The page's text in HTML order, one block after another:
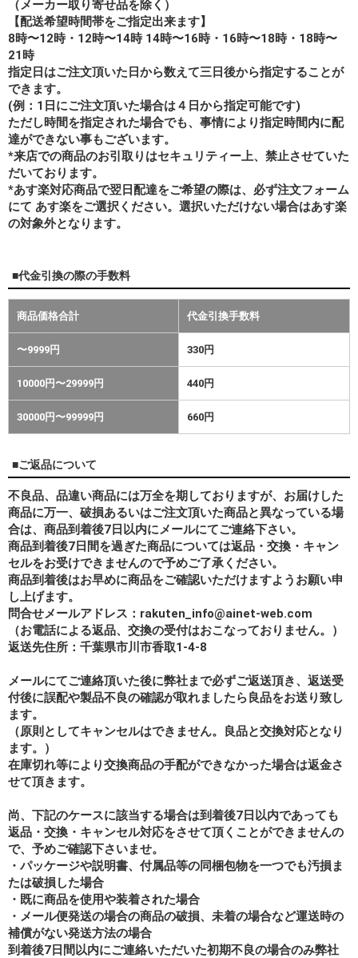
（メーカー取り寄せ品を除く）
【配送希望時間帯をご指定出来ます】
8時〜12時・12時〜14時 14時〜16時・16時〜18時・18時〜
21時
指定日はご注文頂いた日から数えて三日後から指定することが
できます。
(例：1日にご注文頂いた場合は４日から指定可能です)
ただし時間を指定された場合でも、事情により指定時間内に配
達ができない事もございます。
*来店での商品のお引取りはセキュリティー上、禁止させていた
だいております。
*あす楽対応商品で翌日配達をご希望の際は、必ず注文フォーム
にて あす楽をご選択ください。選択いただけない場合はあす楽
の対象外となります。
■代金引換の際の手数料
商品価格合計 代金引換手数料
〜9999円 330円
10000円〜29999円 440円
30000円〜99999円 660円
■ご返品について
不良品、品違い商品には万全を期しておりますが、お届けした
商品に万一、破損あるいはご注文頂いた商品と異なっている場
合は、商品到着後7日以内にメールにてご連絡下さい。
商品到着後7日間を過ぎた商品については返品・交換・キャン
セルをお受けできませんので予めご了承ください。
商品到着後はお早めに商品をご確認いただけますようお願い申
し上げます。
問合せメールアドレス：rakuten_info@ainet-web.com
（お電話による返品、交換の受付はおこなっておりません。）
返送先住所：千葉県市川市香取1-4-8
メールにてご連絡頂いた後に弊社まで必ずご返送頂き、返送受
付後に誤配や製品不良の確認が取れましたら良品をお送り致し
ます。
（原則としてキャンセルはできません。良品と交換対応となり
ます。）
在庫切れ等により交換商品の手配ができなかった場合は返金さ
せて頂きます。
尚、下記のケースに該当する場合は到着後7日以内であっても
返品・交換・キャンセル対応をさせて頂くことができませんの
で、予めご確認下さいませ。
・パッケージや説明書、付属品等の同梱包物を一つでも汚損ま
たは破損した場合
・既に商品を使用や装着された場合
・メール便発送の場合の商品の破損、未着の場合など運送時の
補償がない発送方法の場合
到着後7日間以内にご連絡いただいた初期不良の場合のみ弊社